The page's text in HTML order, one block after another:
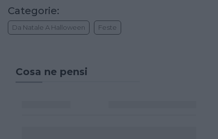
Categorie:
Da Natale A Halloween Feste
Cosa ne pensi